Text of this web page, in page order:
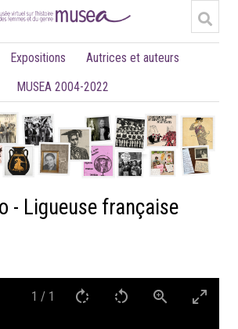
Expositions
Autrices et auteurs
MUSEA 2004-2022
- Ligueuse française
1 / 1